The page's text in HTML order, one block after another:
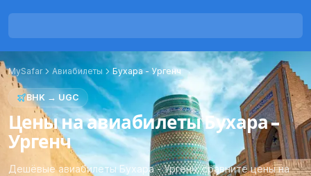
MySafar Авиабилеты Бухара- Ургенч
BHK → UGC
Цены на авиабилеты Бухара -
Ургенч
Дешёвые авиабилеты Бухара - Ургенч: сравните цены на